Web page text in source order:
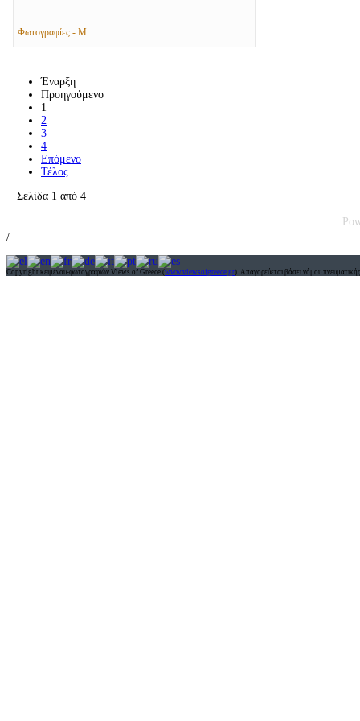
Φωτογραφίες - Μ...
Έναρξη
Προηγούμενο
1
2
3
4
Επόμενο
Τέλος
Σελίδα 1 από 4
/
Copyright κειμένου-φωτογραφιών Views of Greece (www.viewsofgreece.gr). Απαγορεύεται βάσει νόμου